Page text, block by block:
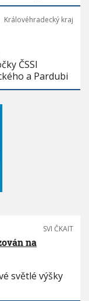
Královéhradecký kraj
ČSSI
a Pardubi
SVI ČKAIT
na
světlé výšky